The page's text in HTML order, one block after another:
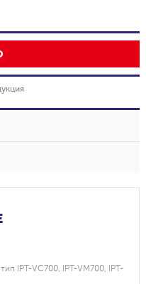
IPT-VC700, IPT-VM700, IPT-